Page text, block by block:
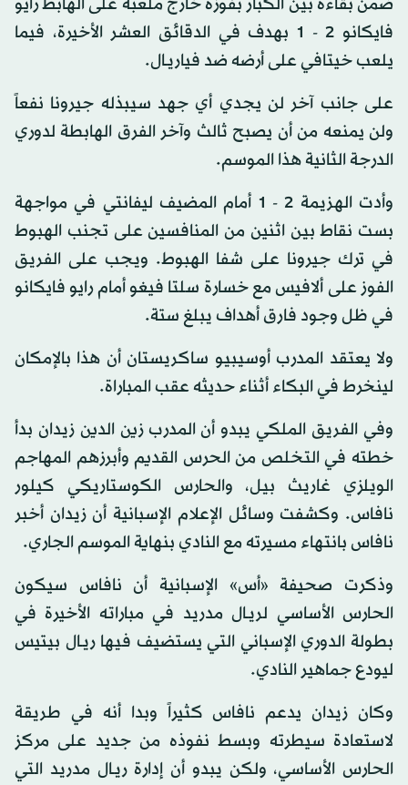
ضمن بقاءه بين الكبار بفوزه خارج ملعبه على الهابط رايو
فايكانو 2 - 1 بهدف في الدقائق العشر الأخيرة، فيما
يلعب خيتافي على أرضه ضد فياريـال.
على جانب آخر لن يجدي أي جهد سيبذله جيرونا نفعاً
ولن يمنعه من أن يصبح ثالث وآخر الفرق الهابطة لدوري
الدرجة الثانية هذا الموسم.
وأدت الهزيمة 2 - 1 أمام المضيف ليفانتي في مواجهة
بست نقاط بين اثنين من المنافسين على تجنب الهبوط
في ترك جيرونا على شفا الهبوط. ويجب على الفريق
الفوز على ألافيس مع خسارة سلتا فيغو أمام رايو فايكانو
في ظل وجود فارق أهداف يبلغ ستة.
ولا يعتقد المدرب أوسيبيو ساكريستان أن هذا بالإمكان
لينخرط في البكاء أثناء حديثه عقب المباراة.
وفي الفريق الملكي يبدو أن المدرب زين الدين زيدان بدأ
خطته في التخلص من الحرس القديم وأبرزهم المهاجم
الويلزي غاريث بيل، والحارس الكوستاريكي كيلور
نافاس. وكشفت وسائل الإعلام الإسبانية أن زيدان أخبر
نافاس بانتهاء مسيرته مع النادي بنهاية الموسم الجاري.
وذكرت صحيفة «أس» الإسبانية أن نافاس سيكون
الحارس الأساسي لريـال مدريد في مباراته الأخيرة في
بطولة الدوري الإسباني التي يستضيف فيها ريـال بيتيس
ليودع جماهير النادي.
وكان زيدان يدعم نافاس كثيراً وبدا أنه في طريقة
لاستعادة سيطرته وبسط نفوذه من جديد على مركز
الحارس الأساسي، ولكن يبدو أن إدارة ريـال مدريد التي